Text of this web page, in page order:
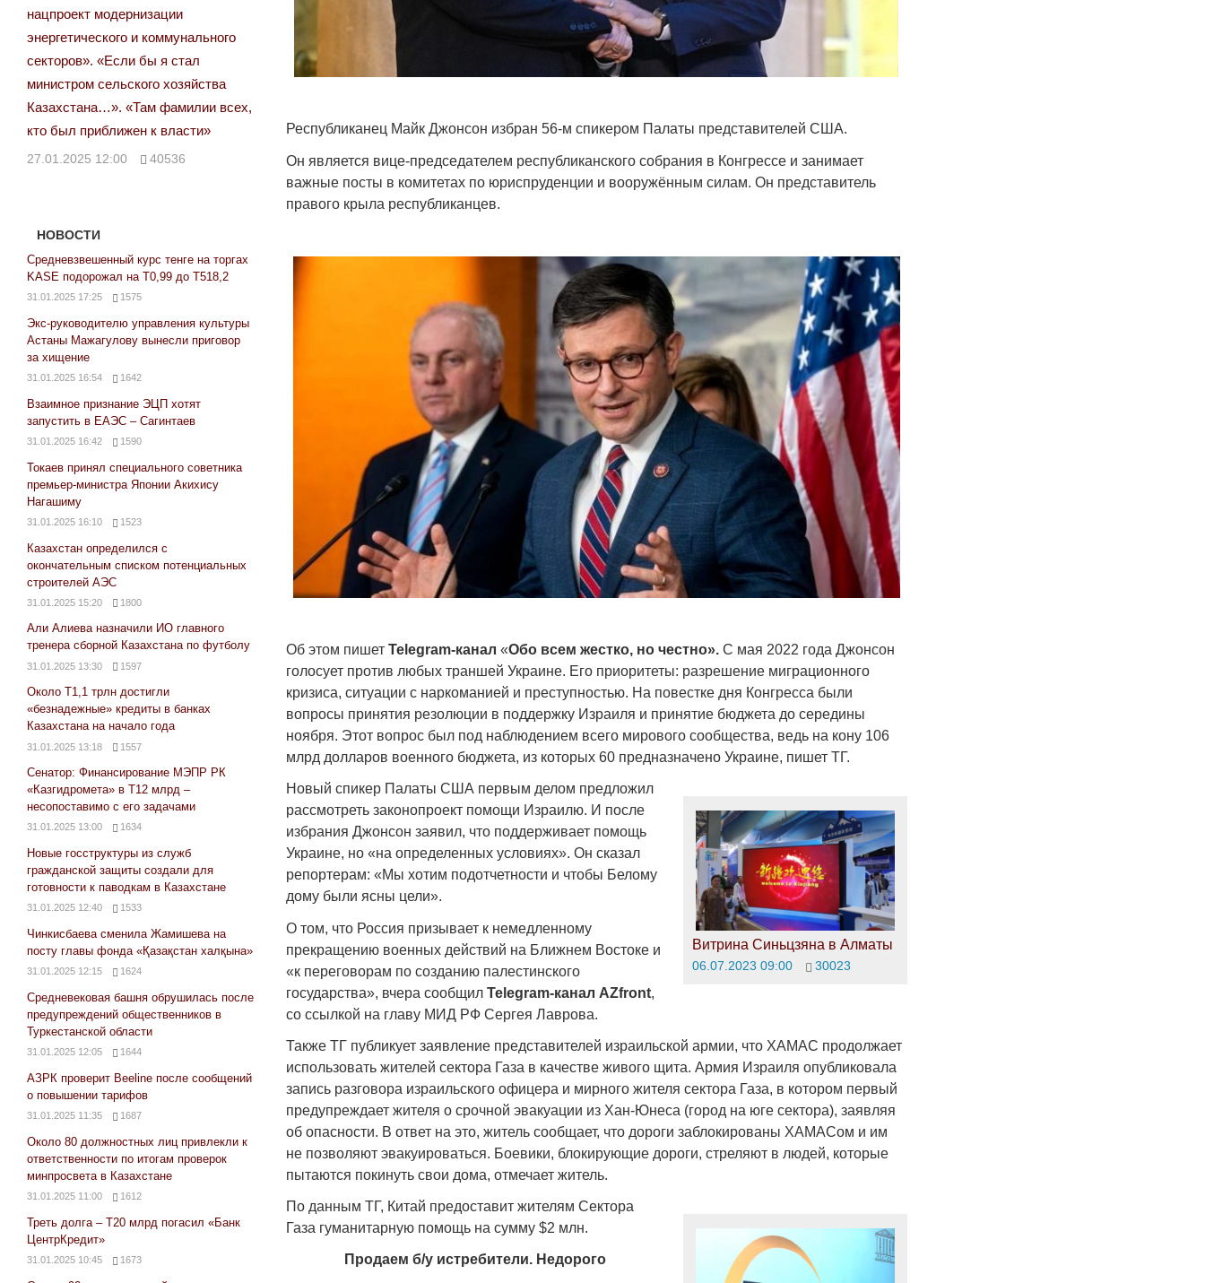
Республиканец Майк Джонсон избран 56-м спикером Палаты представителей США.
Он является вице-председателем республиканского собрания в Конгрессе и занимает
важные посты в комитетах по юриспруденции и вооружённым силам. Он представитель
правого крыла республиканцев.
Об этом пишетTelegram-канал «Обо всем жестко, но честно». С мая 2022 года Джонсон
голосует против любых траншей Украине. Его приоритеты: разрешение миграционного
кризиса, ситуации с наркоманией и преступностью. На повестке дня Конгресса были
вопросы принятия резолюции в поддержку Израиля и принятие бюджета до середины
ноября. Этот вопрос был под наблюдением всего мирового сообщества, ведь на кону 106
млрд долларов военного бюджета, из которых 60 предназначено Украине, пишет ТГ.
Витрина Синьцзяна в Алматы
06.07.2023 09:00 30023
Новый спикер Палаты США первым делом предложил
рассмотреть законопроект помощи Израилю. И после
избрания Джонсон заявил, что поддерживает помощь
Украине, но «на определенных условиях». Он сказал
репортерам: «Мы хотим подотчетности и чтобы Белому
дому были ясны цели».
О том, что Россия призывает к немедленному
прекращению военных действий на Ближнем Востоке и
«к переговорам по созданию палестинского
государства», вчера сообщилTelegram-канал AZfront,
со ссылкой на главу МИД РФ Сергея Лаврова.
Также ТГ публикует заявление представителей израильской армии, что ХАМАС продолжает
использовать жителей сектора Газа в качестве живого щита. Армия Израиля опубликовала
запись разговора израильского офицера и мирного жителя сектора Газа, в котором первый
предупреждает жителя о срочной эвакуации из Хан-Юнеса (город на юге сектора), заявляя
об опасности. В ответ на это, житель сообщает, что дороги заблокированы ХАМАСом и им
не позволяют эвакуироваться. Боевики, блокирующие дороги, стреляют в людей, которые
пытаются покинуть свои дома, отмечает житель.
По данным ТГ, Китай предоставит жителям Сектора
Газа гуманитарную помощь на сумму $2 млн.
Продаем б/у истребители. Недорого
нацпроект модернизации
энергетического и коммунального
секторов». «Если бы я стал
министром сельского хозяйства
Казахстана…». «Там фамилии всех,
кто был приближен к власти»
27.01.2025 12:00 40536
НОВОСТИ
Средневзвешенный курс тенге на торгах
KASE подорожал на Т0,99 до Т518,2
31.01.2025 17:25 1575
Экс-руководителю управления культуры
Астаны Мажагулову вынесли приговор
за хищение
31.01.2025 16:54 1642
Взаимное признание ЭЦП хотят
запустить в ЕАЭС – Сагинтаев
31.01.2025 16:42 1590
Токаев принял специального советника
премьер-министра Японии Акихису
Нагашиму
31.01.2025 16:10 1523
Казахстан определился с
окончательным списком потенциальных
строителей АЭС
31.01.2025 15:20 1800
Али Алиева назначили ИО главного
тренера сборной Казахстана по футболу
31.01.2025 13:30 1597
Около Т1,1 трлн достигли
«безнадежные» кредиты в банках
Казахстана на начало года
31.01.2025 13:18 1557
Сенатор: Финансирование МЭПР РК
«Казгидромета» в Т12 млрд –
несопоставимо с его задачами
31.01.2025 13:00 1634
Новые госструктуры из служб
гражданской защиты создали для
готовности к паводкам в Казахстане
31.01.2025 12:40 1533
Чинкисбаева сменила Жамишева на
посту главы фонда «Қазақстан халқына»
31.01.2025 12:15 1624
Средневековая башня обрушилась после
предупреждений общественников в
Туркестанской области
31.01.2025 12:05 1644
АЗРК проверит Beeline после сообщений
о повышении тарифов
31.01.2025 11:35 1687
Около 80 должностных лиц привлекли к
ответственности по итогам проверок
минпросвета в Казахстане
31.01.2025 11:00 1612
Треть долга – Т20 млрд погасил «Банк
ЦентрКредит»
31.01.2025 10:45 1673